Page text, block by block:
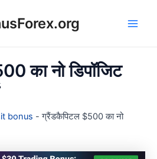
का नो डिपॉजिट
bonus -ग्रैंडकैपिटल $500 का नो